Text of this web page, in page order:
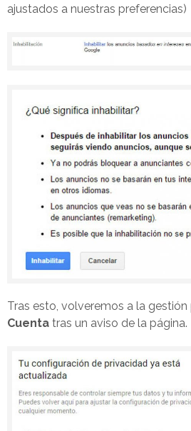
ajustados a nuestras preferencias)
Tras esto, volveremos a la
Cuenta tras un aviso de la página.